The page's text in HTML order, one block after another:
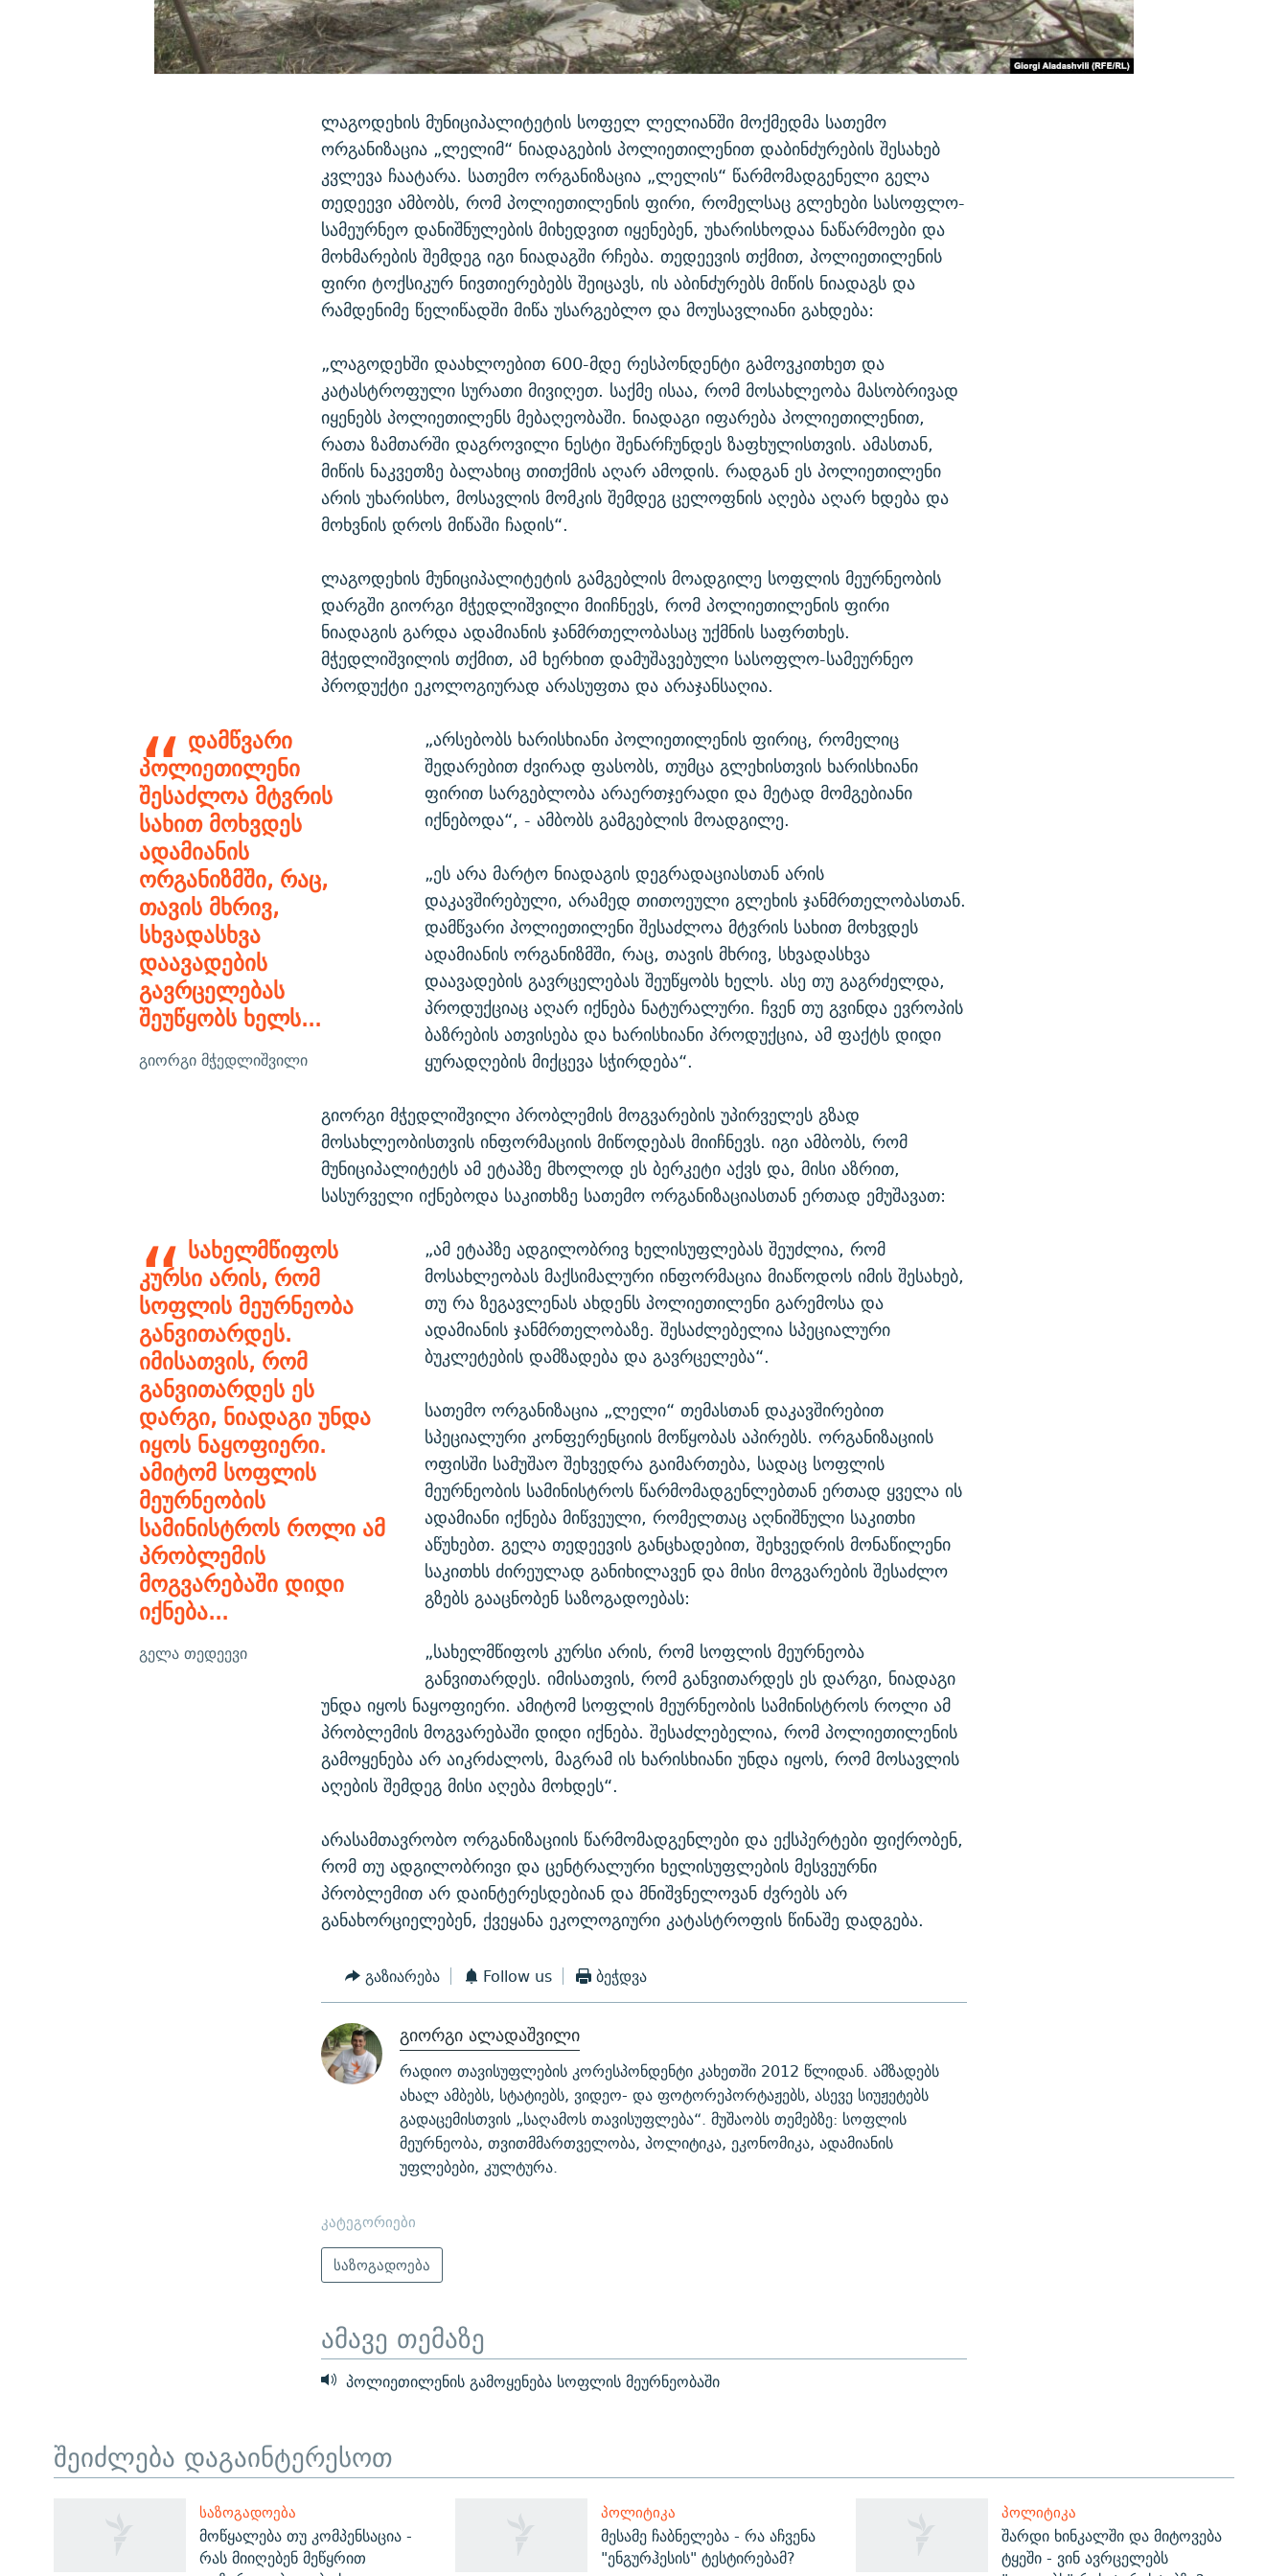
ЭХО КАВКАЗА
ლაგოდეხის მუნიციპალიტეტის სოფელ ლელიანში მოქმედმა სათემო
ორგანიზაცია „ლელიმ“ ნიადაგების პოლიეთილენით დაბინძურების შესახებ
კვლევა ჩაატარა. სათემო ორგანიზაცია „ლელის“ წარმომადგენელი გელა
თედეევი ამბობს, რომ პოლიეთილენის ფირი, რომელსაც გლეხები სასოფლო-
სამეურნეო დანიშნულების მიხედვით იყენებენ, უხარისხოდაა ნაწარმოები და
მოხმარების შემდეგ იგი ნიადაგში რჩება. თედეევის თქმით, პოლიეთილენის
ფირი ტოქსიკურ ნივთიერებებს შეიცავს, ის აბინძურებს მიწის ნიადაგს და
რამდენიმე წელიწადში მიწა უსარგებლო და მოუსავლიანი გახდება:
„ლაგოდეხში დაახლოებით 600-მდე რესპონდენტი გამოვკითხეთ და
კატასტროფული სურათი მივიღეთ. საქმე ისაა, რომ მოსახლეობა მასობრივად
იყენებს პოლიეთილენს მებაღეობაში. ნიადაგი იფარება პოლიეთილენით,
რათა ზამთარში დაგროვილი ნესტი შენარჩუნდეს ზაფხულისთვის. ამასთან,
მიწის ნაკვეთზე ბალახიც თითქმის აღარ ამოდის. რადგან ეს პოლიეთილენი
არის უხარისხო, მოსავლის მომკის შემდეგ ცელოფნის აღება აღარ ხდება და
მოხვნის დროს მიწაში ჩადის“.
ლაგოდეხის მუნიციპალიტეტის გამგებლის მოადგილე სოფლის მეურნეობის
დარგში გიორგი მჭედლიშვილი მიიჩნევს, რომ პოლიეთილენის ფირი
ნიადაგის გარდა ადამიანის ჯანმრთელობასაც უქმნის საფრთხეს.
მჭედლიშვილის თქმით, ამ ხერხით დამუშავებული სასოფლო-სამეურნეო
პროდუქტი ეკოლოგიურად არასუფთა და არაჯანსაღია.
დამწვარი
პოლიეთილენი
შესაძლოა მტვრის
სახით მოხვდეს
ადამიანის
ორგანიზმში, რაც,
თავის მხრივ,
სხვადასხვა
დაავადების
გავრცელებას
შეუწყობს ხელს...
გიორგი მჭედლიშვილი
„არსებობს ხარისხიანი პოლიეთილენის ფირიც, რომელიც
შედარებით ძვირად ფასობს, თუმცა გლეხისთვის ხარისხიანი
ფირით სარგებლობა არაერთჯერადი და მეტად მომგებიანი
იქნებოდა“, - ამბობს გამგებლის მოადგილე.
„ეს არა მარტო ნიადაგის დეგრადაციასთან არის
დაკავშირებული, არამედ თითოეული გლეხის ჯანმრთელობასთან.
დამწვარი პოლიეთილენი შესაძლოა მტვრის სახით მოხვდეს
ადამიანის ორგანიზმში, რაც, თავის მხრივ, სხვადასხვა
დაავადების გავრცელებას შეუწყობს ხელს. ასე თუ გაგრძელდა,
პროდუქციაც აღარ იქნება ნატურალური. ჩვენ თუ გვინდა ევროპის
ბაზრების ათვისება და ხარისხიანი პროდუქცია, ამ ფაქტს დიდი
ყურადღების მიქცევა სჭირდება“.
გიორგი მჭედლიშვილი პრობლემის მოგვარების უპირველეს გზად
მოსახლეობისთვის ინფორმაციის მიწოდებას მიიჩნევს. იგი ამბობს, რომ
მუნიციპალიტეტს ამ ეტაპზე მხოლოდ ეს ბერკეტი აქვს და, მისი აზრით,
სასურველი იქნებოდა საკითხზე სათემო ორგანიზაციასთან ერთად ემუშავათ:
სახელმწიფოს
კურსი არის, რომ
სოფლის მეურნეობა
განვითარდეს.
იმისათვის, რომ
განვითარდეს ეს
დარგი, ნიადაგი უნდა
იყოს ნაყოფიერი.
ამიტომ სოფლის
მეურნეობის
სამინისტროს როლი ამ
პრობლემის
მოგვარებაში დიდი
იქნება...
გელა თედეევი
„ამ ეტაპზე ადგილობრივ ხელისუფლებას შეუძლია, რომ
მოსახლეობას მაქსიმალური ინფორმაცია მიაწოდოს იმის შესახებ,
თუ რა ზეგავლენას ახდენს პოლიეთილენი გარემოსა და
ადამიანის ჯანმრთელობაზე. შესაძლებელია სპეციალური
ბუკლეტების დამზადება და გავრცელება“.
სათემო ორგანიზაცია „ლელი“ თემასთან დაკავშირებით
სპეციალური კონფერენციის მოწყობას აპირებს. ორგანიზაციის
ოფისში სამუშაო შეხვედრა გაიმართება, სადაც სოფლის
მეურნეობის სამინისტროს წარმომადგენლებთან ერთად ყველა ის
ადამიანი იქნება მიწვეული, რომელთაც აღნიშნული საკითხი
აწუხებთ. გელა თედეევის განცხადებით, შეხვედრის მონაწილენი
საკითხს ძირეულად განიხილავენ და მისი მოგვარების შესაძლო
გზებს გააცნობენ საზოგადოებას:
„სახელმწიფოს კურსი არის, რომ სოფლის მეურნეობა
განვითარდეს. იმისათვის, რომ განვითარდეს ეს დარგი, ნიადაგი
უნდა იყოს ნაყოფიერი. ამიტომ სოფლის მეურნეობის სამინისტროს როლი ამ
პრობლემის მოგვარებაში დიდი იქნება. შესაძლებელია, რომ პოლიეთილენის
გამოყენება არ აიკრძალოს, მაგრამ ის ხარისხიანი უნდა იყოს, რომ მოსავლის
აღების შემდეგ მისი აღება მოხდეს“.
არასამთავრობო ორგანიზაციის წარმომადგენლები და ექსპერტები ფიქრობენ,
რომ თუ ადგილობრივი და ცენტრალური ხელისუფლების მესვეურნი
პრობლემით არ დაინტერესდებიან და მნიშვნელოვან ძვრებს არ
განახორციელებენ, ქვეყანა ეკოლოგიური კატასტროფის წინაშე დადგება.
გაზიარება Follow us ბეჭდვა
გიორგი ალადაშვილი
რადიო თავისუფლების კორესპონდენტი კახეთში 2012 წლიდან. ამზადებს
ახალ ამბებს, სტატიებს, ვიდეო- და ფოტორეპორტაჟებს, ასევე სიუჟეტებს
გადაცემისთვის „საღამოს თავისუფლება“. მუშაობს თემებზე: სოფლის
მეურნეობა, თვითმმართველობა, პოლიტიკა, ეკონომიკა, ადამიანის
უფლებები, კულტურა.
კატეგორიები
საზოგადოება
ამავე თემაზე
პოლიეთილენის გამოყენება სოფლის მეურნეობაში
შეიძლება დაგაინტერესოთ
ᲡᲐᲖᲝᲒᲐᲓᲝᲔᲑᲐ
მოწყალება თუ კომპენსაცია -
რას მიიღებენ მეწყრით
ᲞᲝᲚᲘᲢᲘᲙᲐ
მესამე ჩაბნელება - რა აჩვენა
"ენგურჰესის" ტესტირებამ?
ᲞᲝᲚᲘᲢᲘᲙᲐ
შარდი ხინკალში და მიტოვება
ტყეში - ვინ ავრცელებს